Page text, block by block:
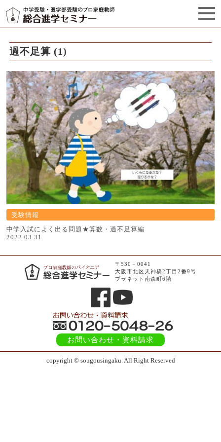
セミナーからのお知らせ（5）
過不足算 (1)
受験情報
中学入試によく出る問題★算数・過不足算編
2022.03.31
〒530－0041
大阪市北区天神橋2丁目2番9号
プラネット南森町6階
お問い合わせ ・資料請求
copyright © sougousingaku. All Right Reserved